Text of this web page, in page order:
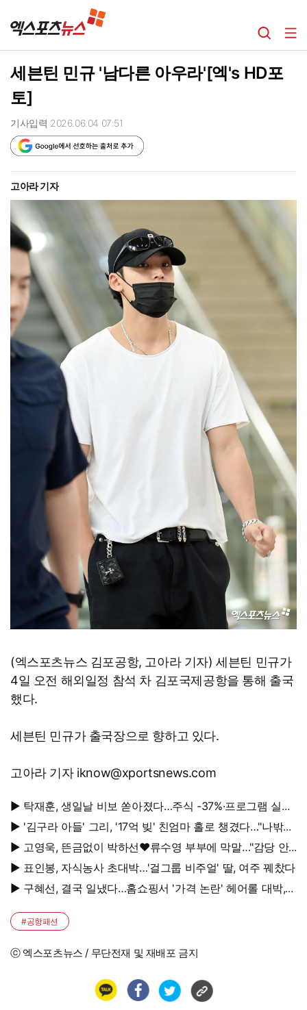
세븐틴 민규 '남다른 아우라'[엑's HD포
토]
기사입력 2026.06.04 07:51
고아라 기자
(엑스포츠뉴스 김포공항, 고아라 기자) 세븐틴 민규가
4일 오전 해외일정 참석 차 김포국제공항을 통해 출국
했다.
세븐틴 민규가 출국장으로 향하고 있다.
고아라 기자 iknow@xportsnews.com
▶ 탁재훈, 생일날 비보 쏟아졌다…주식 -37%·프로그램 실직
'날벼락'
▶ '김구라 아들' 그리, '17억 빚' 친엄마 홀로 챙겼다…"나밖에
없어"
▶ 고영욱, 뜬금없이 박하선♥류수영 부부에 막말…"감당 안
될 여자"
▶ 표인봉, 자식농사 초대박…'걸그룹 비주얼' 딸, 여주 꿰찼다
▶ 구혜선, 결국 일냈다…홈쇼핑서 '가격 논란' 헤어롤 대박,
무려 '3만 장' 돌파
#공항패션
ⓒ 엑스포츠뉴스 / 무단전재 및 재배포 금지